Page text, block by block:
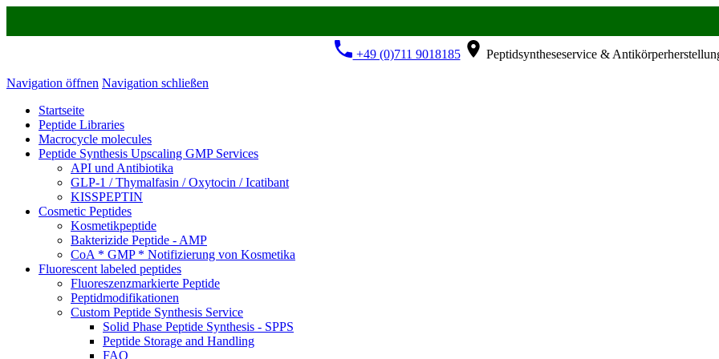
+49 (0)711 9018185 Peptidsyntheseservice &
Navigation öffnen Navigation schließen
Startseite
Peptide Libraries
Macrocycle molecules
Peptide Synthesis Upscaling GMP Services
API und Antibiotika
GLP-1 / Thymalfasin / Oxytocin / Icatibant
KISSPEPTIN
Cosmetic Peptides
Kosmetikpeptide
Bakterizide Peptide - AMP
CoA * GMP * Notifizierung von Kosmetika
Fluorescent labeled peptides
Fluoreszenzmarkierte Peptide
Peptidmodifikationen
Custom Peptide Synthesis Service
Solid Phase Peptide Synthesis - SPPS
Peptide Storage and Handling
FAQ